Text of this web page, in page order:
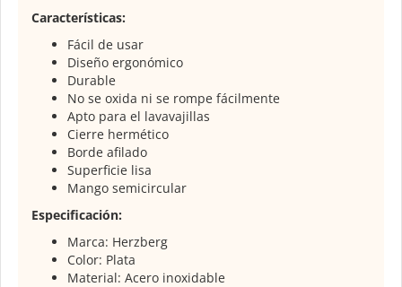
Características:
Fácil de usar
Diseño ergonómico
Durable
No se oxida ni se rompe fácilmente
Apto para el lavavajillas
Cierre hermético
Borde afilado
Superficie lisa
Mango semicircular
Especificación:
Marca: Herzberg
Color: Plata
Material: Acero inoxidable